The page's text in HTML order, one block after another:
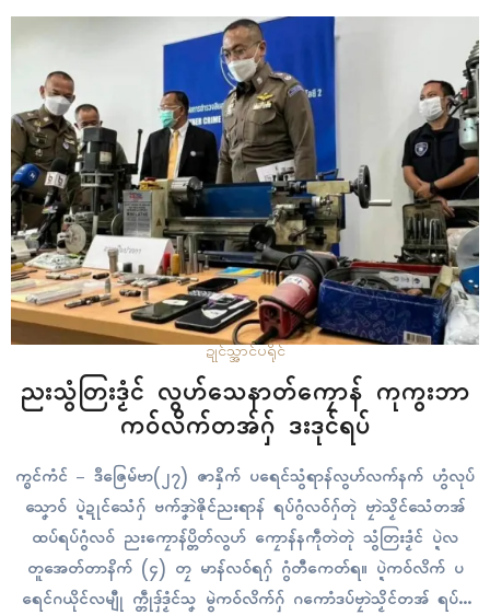
ဍုၚ်သ္အာၚ်ပရိုၚ်
ညးသွံတြးဒၟံၚ် လွဟ်သေနာတ်ကၠောန် ကုကွးဘာ
ကဝ်လိက်တအ်ဂှ် ဒးဒုၚ်ရပ်
က္ၜၚ်ကံၚ် – ဒဳဇြေမ်ဗာ(၂၇) ဇာနှိက် ပရေၚ်သွံရာန်လွဟ်လက်နက် ဟွံလုပ်
သၞောဝ် ပ္ဍဲဍုၚ်သေံဂှ် ဗက်ဒၞာဲဇိုၚ်ညးရာန် ရပ်ဂွံလဝ်ဂှ်တုဲ ဗၠာဲသၟိၚ်သေံတအ်
ထပ်ရပ်ဂွံလဝ် ညးကၠောန်ပ္တိတ်လွဟ် ကၠောန်နကဵုတဲတုဲ သွံတြးဒၟံၚ် ပ္ဍဲလ
တူအေတ်တာနိက် (၄) တၠ မာန်လဝ်ရဂှ် ဂွံတီကေတ်ရ။ ပ္ဍဲကဝ်လိက် ပ
ရေၚ်ဂယိုၚ်လမျီု က္တဵုဒှ်ဒၟံၚ်သၞ မွဲကဝ်လိက်ဂှ် ဂကောံဒပ်ဗၠာဲသၟိၚ်တအ် ရပ်ဂွံ